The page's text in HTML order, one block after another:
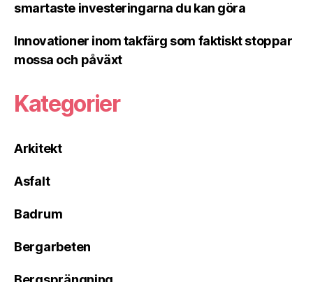
smartaste investeringarna du kan göra
Innovationer inom takfärg som faktiskt stoppar
mossa och påväxt
Kategorier
Arkitekt
Asfalt
Badrum
Bergarbeten